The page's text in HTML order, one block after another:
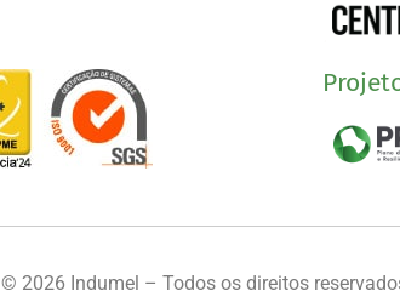
© 2026 Indumel – Todos os direitos